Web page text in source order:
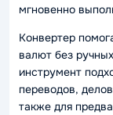
мгновенно
Конвертер
валют без
инструмент
переводов,
также для